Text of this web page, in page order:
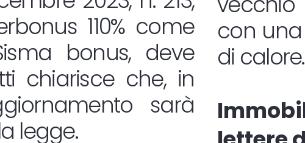
110% come
bonus, deve
chiarisce che, in
sarà
legge.
con
di calore.